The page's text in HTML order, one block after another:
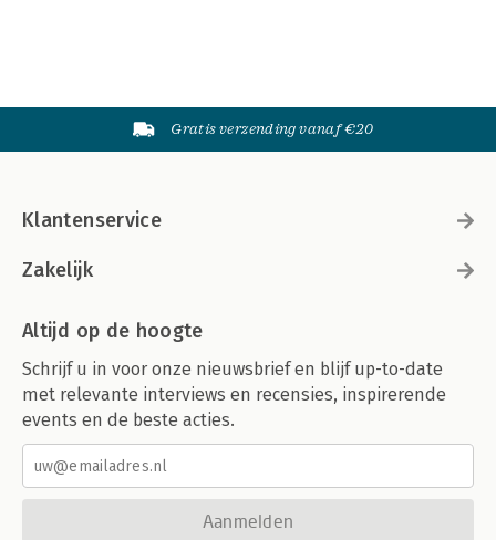
Gratis verzending vanaf €20
Klantenservice
Zakelijk
Altijd op de hoogte
Schrijf u in voor onze nieuwsbrief en blijf up-to-date
met relevante interviews en recensies, inspirerende
events en de beste acties.
Aanmelden